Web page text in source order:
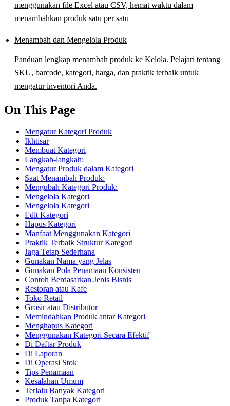
menggunakan file Excel atau CSV, hemat waktu dalam
menambahkan produk satu per satu
Menambah dan Mengelola Produk
Panduan lengkap menambah produk ke Kelola. Pelajari tentang
SKU, barcode, kategori, harga, dan praktik terbaik untuk
mengatur inventori Anda.
On This Page
Mengatur Kategori Produk
Ikhtisar
Membuat Kategori
Langkah-langkah:
Mengatur Produk dalam Kategori
Saat Menambah Produk:
Mengubah Kategori Produk:
Mengelola Kategori
Mengelola Kategori
Edit Kategori
Hapus Kategori
Manfaat Menggunakan Kategori
Praktik Terbaik Struktur Kategori
Jaga Tetap Sederhana
Gunakan Nama yang Jelas
Gunakan Pola Penamaan Konsisten
Contoh Berdasarkan Jenis Bisnis
Restoran atau Kafe
Toko Retail
Grosir atau Distributor
Memindahkan Produk antar Kategori
Menghapus Kategori
Menggunakan Kategori Secara Efektif
Di Daftar Produk
Di Laporan
Di Operasi Stok
Tips Penamaan
Kesalahan Umum
Terlalu Banyak Kategori
Produk Tanpa Kategori